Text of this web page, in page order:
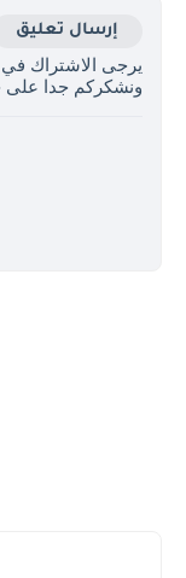
إرسال تعليق
يرجى الاشتراك في
ونشكركم جدا على